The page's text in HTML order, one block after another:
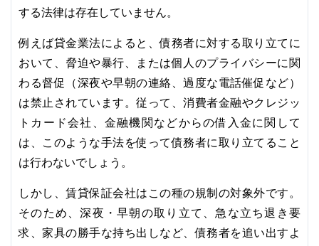
する法律は存在していません。
例えば貸金業法によると、債務者に対する取り立てに
おいて、脅迫や暴行、または個人のプライバシーに関
わる督促（深夜や早朝の連絡、過度な電話催促など）
は禁止されています。従って、消費者金融やクレジッ
トカード会社、金融機関などからの借入金に関して
は、このような手法を使って債務者に取り立てること
は行わないでしょう。
しかし、賃貸保証会社はこの種の規制の対象外です。
そのため、深夜・早朝の取り立て、急な立ち退き要
求、家具の勝手な持ち出しなど、債務者を追い出すよ